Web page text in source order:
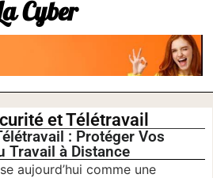
Cyber
et Télétravail
: Protéger Vos
Travail à Distance
aujourd’hui comme une